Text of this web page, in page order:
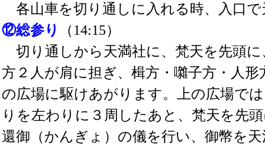
各山車を切り通しに入れる時、入口
⑫総参り
（14:15）
切り通しから天満社に、梵天を先頭
方２人が肩に担ぎ、楫方・囃子方・人
の広場に駆けあがります。上の広場で
りを左わりに３周したあと、梵天を先
還御（かんぎょ）の儀を行い、御幣を